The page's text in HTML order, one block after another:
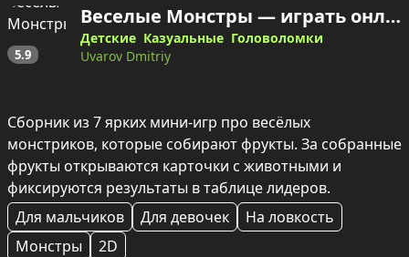
5.9
Веселые Монстры — играть онлайн
Детские Казуальные Головоломки
Uvarov Dmitriy
Сборник из 7 ярких мини‑игр про весёлых
монстриков, которые собирают фрукты. За собранные
фрукты открываются карточки с животными и
фиксируются результаты в таблице лидеров.
Для мальчиков
Для девочек
На ловкость
Монстры
2D